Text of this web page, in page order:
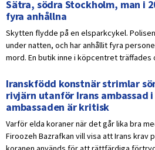
Sätra, södra Stockholm, man i
fyra anhållna
Skytten flydde på en elsparkcykel.
under natten, och har anhållit fyra
mord. En butik inne i köpcentret träffades
Iranskfödd konstnär strimlar
rivjärn utanför Irans ambassad i
ambassaden är kritisk
Varför elda koraner när det går lika bra
Firoozeh Bazrafkan vill visa att Irans krav